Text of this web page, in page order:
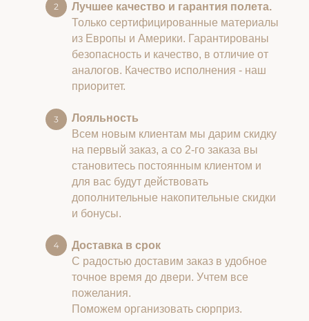
Лучшее качество и гарантия полета.
Только сертифицированные материалы
из Европы и Америки. Гарантированы
безопасность и качество, в отличие от
аналогов. Качество исполнения - наш
приоритет.
Лояльность
Всем новым клиентам мы дарим скидку
на первый заказ, а со 2-го заказа вы
становитесь постоянным клиентом и
для вас будут действовать
дополнительные накопительные скидки
и бонусы.
Доставка в срок
С радостью доставим заказ в удобное
точное время до двери. Учтем все
пожелания.
Поможем организовать сюрприз.